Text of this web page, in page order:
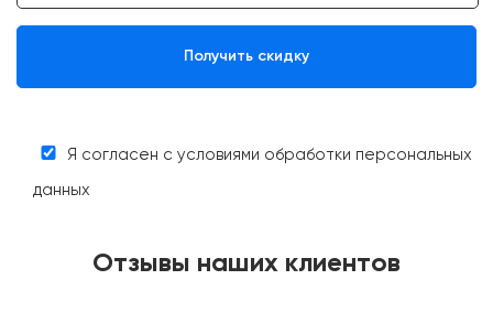
Я согласен с условиями обработки персональных
данных
Отзывы наших клиентов